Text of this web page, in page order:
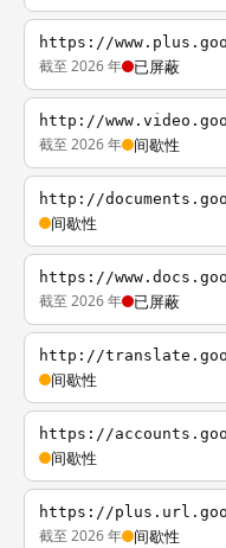
https://
截至 2026 年 已屏蔽
http://
截至 2026 年 间歇性
http://
间歇性
https://
截至 2026 年 已屏蔽
http://
间歇性
https://
间歇性
https://
截至 2026 年 间歇性